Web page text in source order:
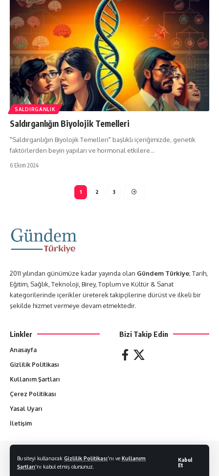
Bu siteyi kullanarak Gizlilik Politikası'nı ve Kullanım
Şartları'nı kabul etmiş olursunuz.
Kabul
Et
SALDIRGANLIK
Saldırganlığın Biyolojik Temelleri
"Saldırganlığın Biyolojik Temelleri" başlıklı içeriğimizde, genetik
faktörlerden beyin yapıları ve hormonal etkilere…
6 Ekim 2024
1 2 3
2011 yılından günümüze kadar yayında olan Gündem Türkiye; Tarih,
Eğitim, Sağlık, Teknoloji, Birey, Toplum ve Kültür & Sanat
kategorilerinde içerikler üreterek takipçilerine dürüst ve ilkeli bir
şekilde hizmet vermeye devam etmektedir.
Linkler
Anasayfa
Gizlilik Politikası
Kullanım Şartları
Çerez Politikası
Yasal Uyarı
İletişim
Bizi Takip Edin
kopyalanamaz.
© 2011-2024 Gündem Türkiye